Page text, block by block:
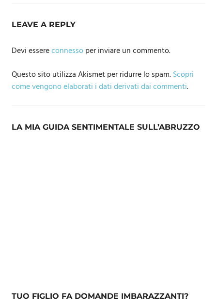
LEAVE A REPLY
Devi essereconnessoper inviare un commento.
Questo sito utilizza Akismet per ridurre lo spam.Scopri
come vengono elaborati i dati derivati dai commenti.
LA MIA GUIDA SENTIMENTALE SULL’ABRUZZO
TUO FIGLIO FA DOMANDE IMBARAZZANTI?